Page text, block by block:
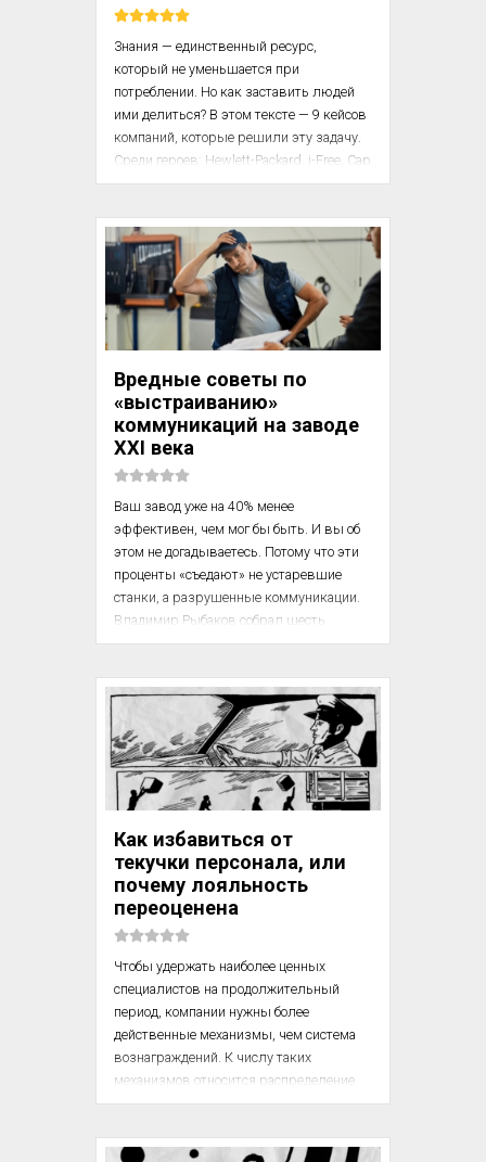
Знания — единственный ресурс,
который не уменьшается при
потреблении. Но как заставить людей
ими делиться? В этом тексте — 9 кейсов
компаний, которые решили эту задачу.
Среди героев: Hewlett-Packard, i-Free, Cap
Gemini и малоизвестные российские
знаний 1 сентября.
Вывод, который повторяется во всех
кейсах: деньги работают, но только на
старте. Дальше включаются рейтинги,
признание коллег и «Стена славы» у
нужными, а не просто учтёнными в
ведомости.
1. ...
Вредные советы по
«выстраиванию»
коммуникаций на заводе
XXI века
Ваш завод уже на 40% менее
эффективен, чем мог бы быть. И вы об
этом не догадываетесь. Потому что эти
проценты «съедают» не устаревшие
станки, а разрушенные коммуникации.
Владимир Рыбаков собрал шесть
«вредных советов» для руководителей
бы один покажется вам знакомым —
ваша система общения с командой уже
больна. Самое время пройти чекап.
Эта статья была написана в рамках
курса главного редактора издательства
«Невымученный текст». Курс посвящён
технологичному созданию статей и
сцена...
Как избавиться от
текучки персонала, или
почему лояльность
переоценена
Чтобы удержать наиболее ценных
специалистов на продолжительный
период, компании нужны более
действенные механизмы, чем система
вознаграждений. К числу таких
механизмов относится распределение
работ. Тщательно продумывая, какие
иного работника, можно существенно